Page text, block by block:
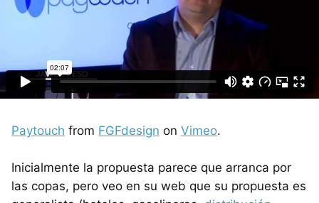
Paytouch from FGFdesign on Vimeo.
Inicialmente la propuesta parece que arranca por
las copas, pero veo en su web que su propuesta es